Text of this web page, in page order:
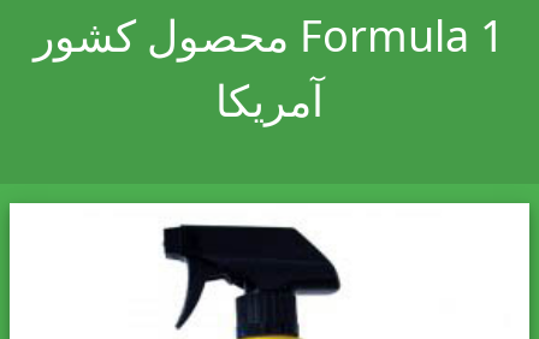
Formula 1 محصول کشور
آمریکا